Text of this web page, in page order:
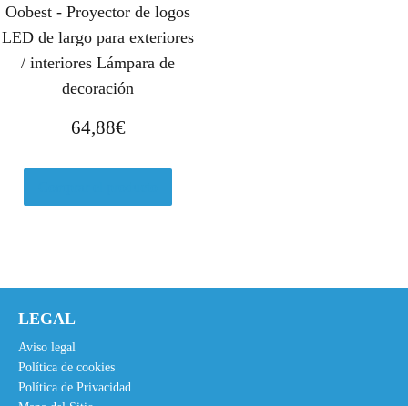
Oobest - Proyector de logos
LED de largo para exteriores
/ interiores Lámpara de
decoración
64,88€
LEGAL
Aviso legal
Política de cookies
Política de Privacidad